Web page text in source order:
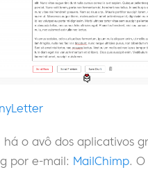
há o avô dos aplicativos
por e-mail: MailChimp.